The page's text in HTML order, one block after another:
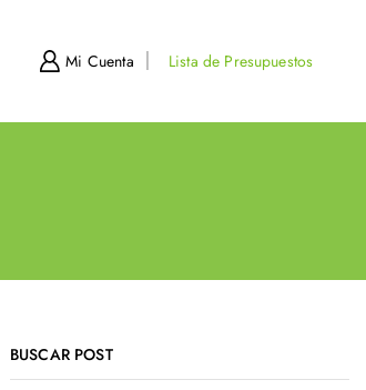
Mi Cuenta Lista de Presupuestos
BUSCAR POST